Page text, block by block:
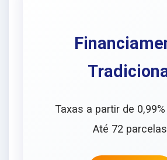
Taxas a partir de
Até 72